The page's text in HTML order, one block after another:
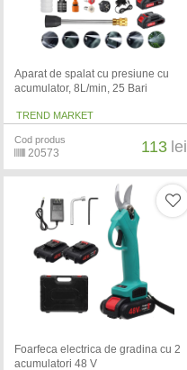
Aparat de spalat cu presiune cu
acumulator, 8L/min, 25 Bari
TREND MARKET
Cod produs
20573 113 lei
Foarfeca electrica de gradina cu 2
acumulatori 48 V